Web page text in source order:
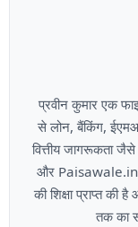
प्रवीन कुमार एक
से लोन, बैंकिंग,
वित्तीय जागरूकता
और Paisawale.in
की शिक्षा प्राप्त की
तक का